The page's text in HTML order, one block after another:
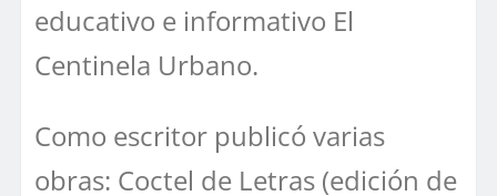
educativo e informativo El
Centinela Urbano.
Como escritor publicó varias
obras: Coctel de Letras (edición de